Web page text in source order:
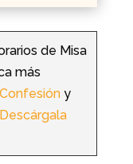
de Misa
más
Confesióny
Descárgala